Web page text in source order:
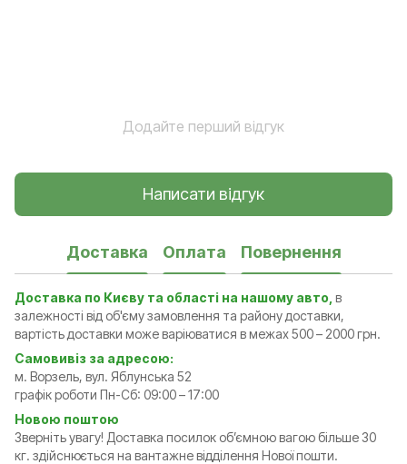
Додайте перший відгук
Написати відгук
Доставка Оплата Повернення
Доставка по Києву та області на нашому авто, в
залежності від об'єму замовлення та району доставки,
вартість доставки може варіюватися в межах 500 – 2000 грн.
Самовивіз за адресою:
м. Ворзель, вул. Яблунська 52
графік роботи Пн-Сб: 09:00 – 17:00
Новою поштою
Зверніть увагу! Доставка посилок обʼємною вагою більше 30
кг. здійснюється на вантажне відділення Нової пошти.